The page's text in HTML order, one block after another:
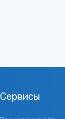
Сервисы